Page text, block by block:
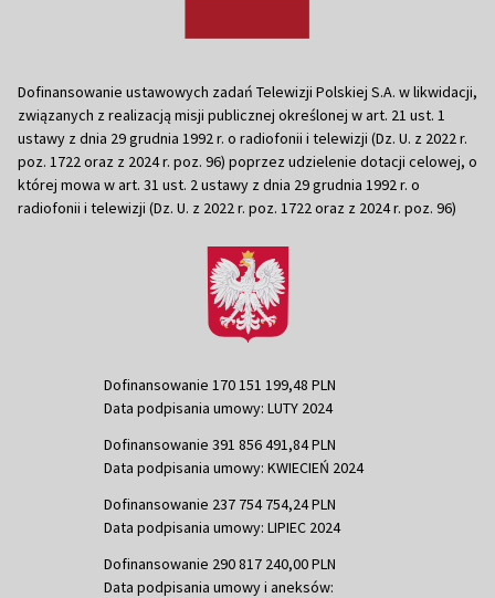
Dofinansowanie ustawowych zadań Telewizji Polskiej S.A. w likwidacji,
związanych z realizacją misji publicznej określonej w art. 21 ust. 1
ustawy z dnia 29 grudnia 1992 r. o radiofonii i telewizji (Dz. U. z 2022 r.
poz. 1722 oraz z 2024 r. poz. 96) poprzez udzielenie dotacji celowej, o
której mowa w art. 31 ust. 2 ustawy z dnia 29 grudnia 1992 r. o
radiofonii i telewizji (Dz. U. z 2022 r. poz. 1722 oraz z 2024 r. poz. 96)
Dofinansowanie 170 151 199,48 PLN
Data podpisania umowy: LUTY 2024
Dofinansowanie 391 856 491,84 PLN
Data podpisania umowy: KWIECIEŃ 2024
Dofinansowanie 237 754 754,24 PLN
Data podpisania umowy: LIPIEC 2024
Dofinansowanie 290 817 240,00 PLN
Data podpisania umowy i aneksów: